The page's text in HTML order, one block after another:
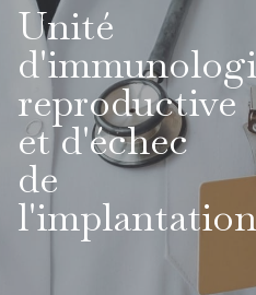
Unité
reproductive
et d'échec
de
l'implantation